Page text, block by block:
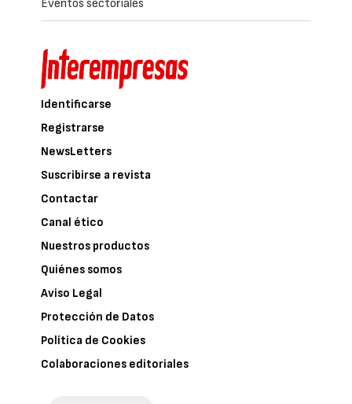
Eventos sectoriales
Identificarse
Registrarse
NewsLetters
Suscribirse a revista
Contactar
Canal ético
Nuestros productos
Quiénes somos
Aviso Legal
Protección de Datos
Política de Cookies
Colaboraciones editoriales